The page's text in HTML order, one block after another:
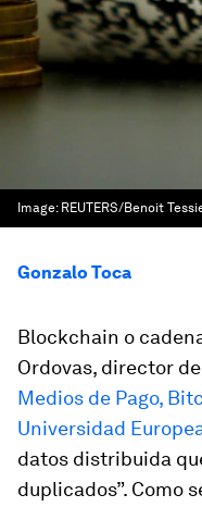
Image: REUTERS/Benoit
Gonzalo Toca
Blockchain o
Ordovas, director
Medios de Pago,
Universidad
datos distribuida
duplicados”. Como